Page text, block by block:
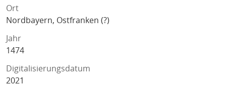
Ort
Nordbayern, Ostfranken (?)
Jahr
1474
Digitalisierungsdatum
2021